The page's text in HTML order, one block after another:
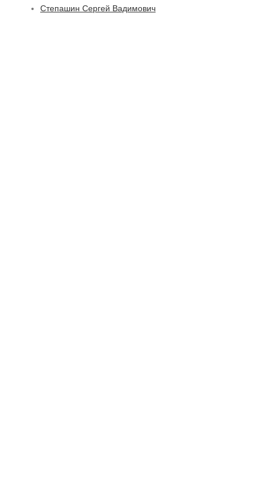
Степашин Сергей Вадимович